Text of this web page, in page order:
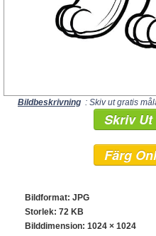
Bildbeskrivning : Skiv ut gratis
Skriv Ut
Färg
Bildformat: JPG
Storlek: 72 KB
Bilddimension: 1024 × 1024